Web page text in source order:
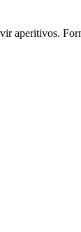
aperitivos.